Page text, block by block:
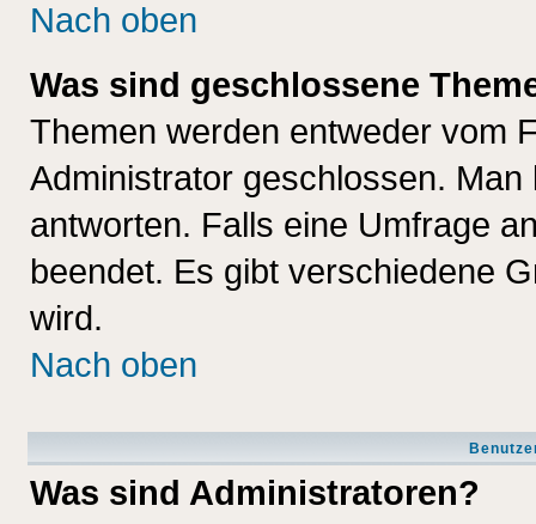
Nach oben
Was sind geschlossene
Themen werden entweder vom
Administrator geschlossen.
antworten. Falls eine Umfrage
beendet. Es gibt verschiedene
wird.
Nach oben
Was sind Administratoren?